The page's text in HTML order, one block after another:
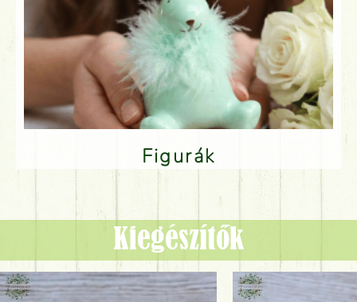
Figurák
Kiegészítők